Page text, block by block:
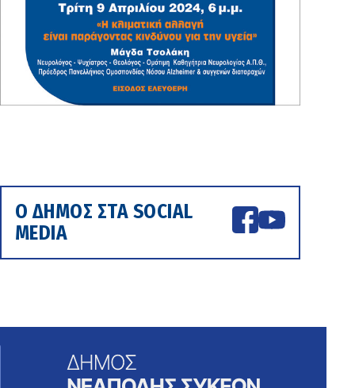
Ο ΔΗΜΟΣ ΣΤΑ SOCIAL
MEDIA